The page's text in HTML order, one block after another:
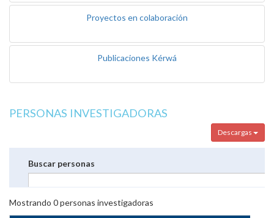
Proyectos en colaboración
Publicaciones Kérwá
PERSONAS INVESTIGADORAS
Descargas
Buscar personas
Mostrando 0personas investigadoras